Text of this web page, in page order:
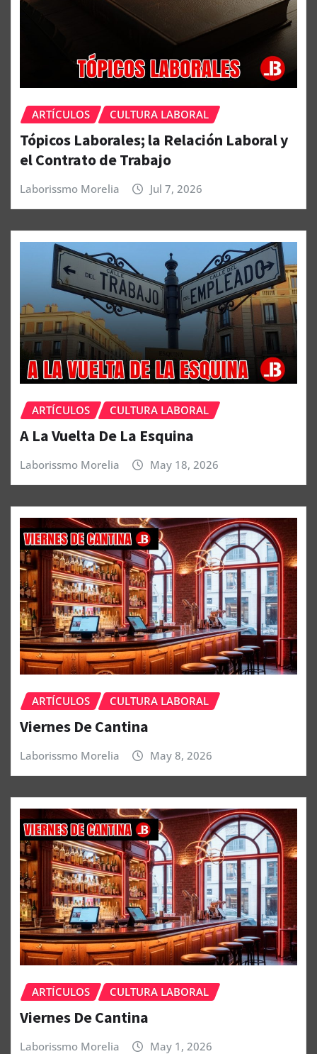
ARTÍCULOS CULTURA LABORAL
Tópicos Laborales; la Relación Laboral y
el Contrato de Trabajo
Laborissmo Morelia Jul 7, 2026
ARTÍCULOS CULTURA LABORAL
A La Vuelta De La Esquina
Laborissmo Morelia May 18, 2026
ARTÍCULOS CULTURA LABORAL
Viernes De Cantina
Laborissmo Morelia May 8, 2026
ARTÍCULOS CULTURA LABORAL
Viernes De Cantina
Laborissmo Morelia May 1, 2026